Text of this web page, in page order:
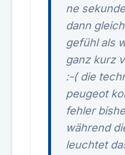
ne
dann
gefühl als
ganz kurz
:-( die
peugeot
fehler
während
leuchtet